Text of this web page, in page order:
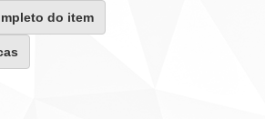
do item